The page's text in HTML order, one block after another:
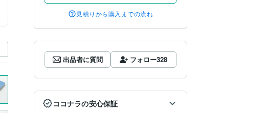
見積りから購入までの流れ
出品者に質問 フォロー328
ココナラの安心保証